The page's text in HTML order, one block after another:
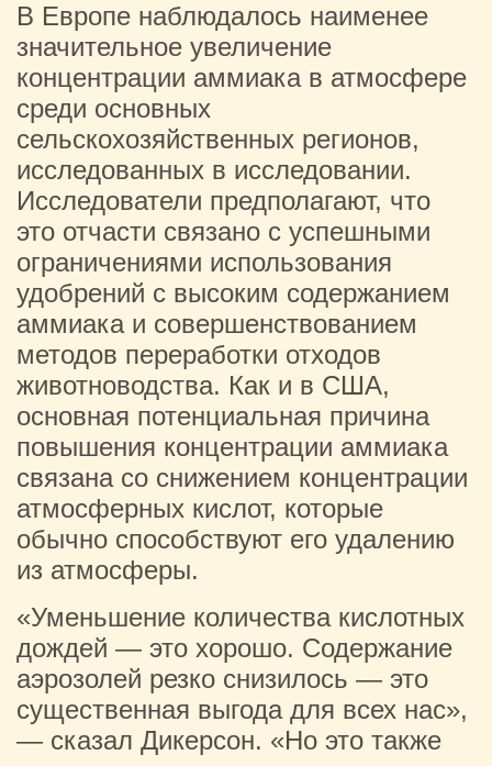
В Европе наблюдалось наименее
значительное увеличение
концентрации аммиака в атмосфере
среди основных
сельскохозяйственных регионов,
исследованных в исследовании.
Исследователи предполагают, что
это отчасти связано с успешными
ограничениями использования
удобрений с высоким содержанием
аммиака и совершенствованием
методов переработки отходов
животноводства. Как и в США,
основная потенциальная причина
повышения концентрации аммиака
связана со снижением концентрации
атмосферных кислот, которые
обычно способствуют его удалению
из атмосферы.
«Уменьшение количества кислотных
дождей — это хорошо. Содержание
аэрозолей резко снизилось — это
существенная выгода для всех нас»,
— сказал Дикерсон. «Но это также